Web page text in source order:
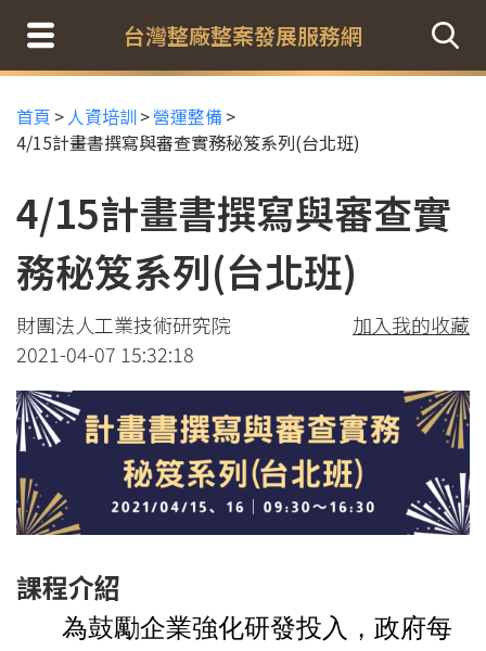
台灣整廠整案發展服務網
首頁 > 人資培訓>營運整備 >
4/15計畫書撰寫與審查實務秘笈系列(台北班)
4/15計畫書撰寫與審查實
務秘笈系列(台北班)
財團法人工業技術研究院
2021-04-07 15:32:18
加入我的收藏
課程介紹
為鼓勵企業強化研發投入，政府每